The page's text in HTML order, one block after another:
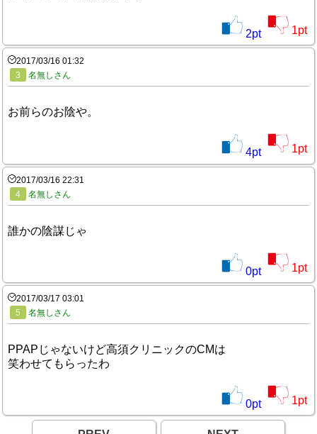
2pt 1pt
2017/03/16 01:32
3
名無しさん
お前らのお陰や。
4pt 1pt
2017/03/16 22:31
4
名無しさん
誰かの陰謀じゃ
0pt 1pt
2017/03/17 03:01
5
名無しさん
PPAPじゃないけど高須クリニックのCMは
笑わせてもらったわ
0pt 1pt